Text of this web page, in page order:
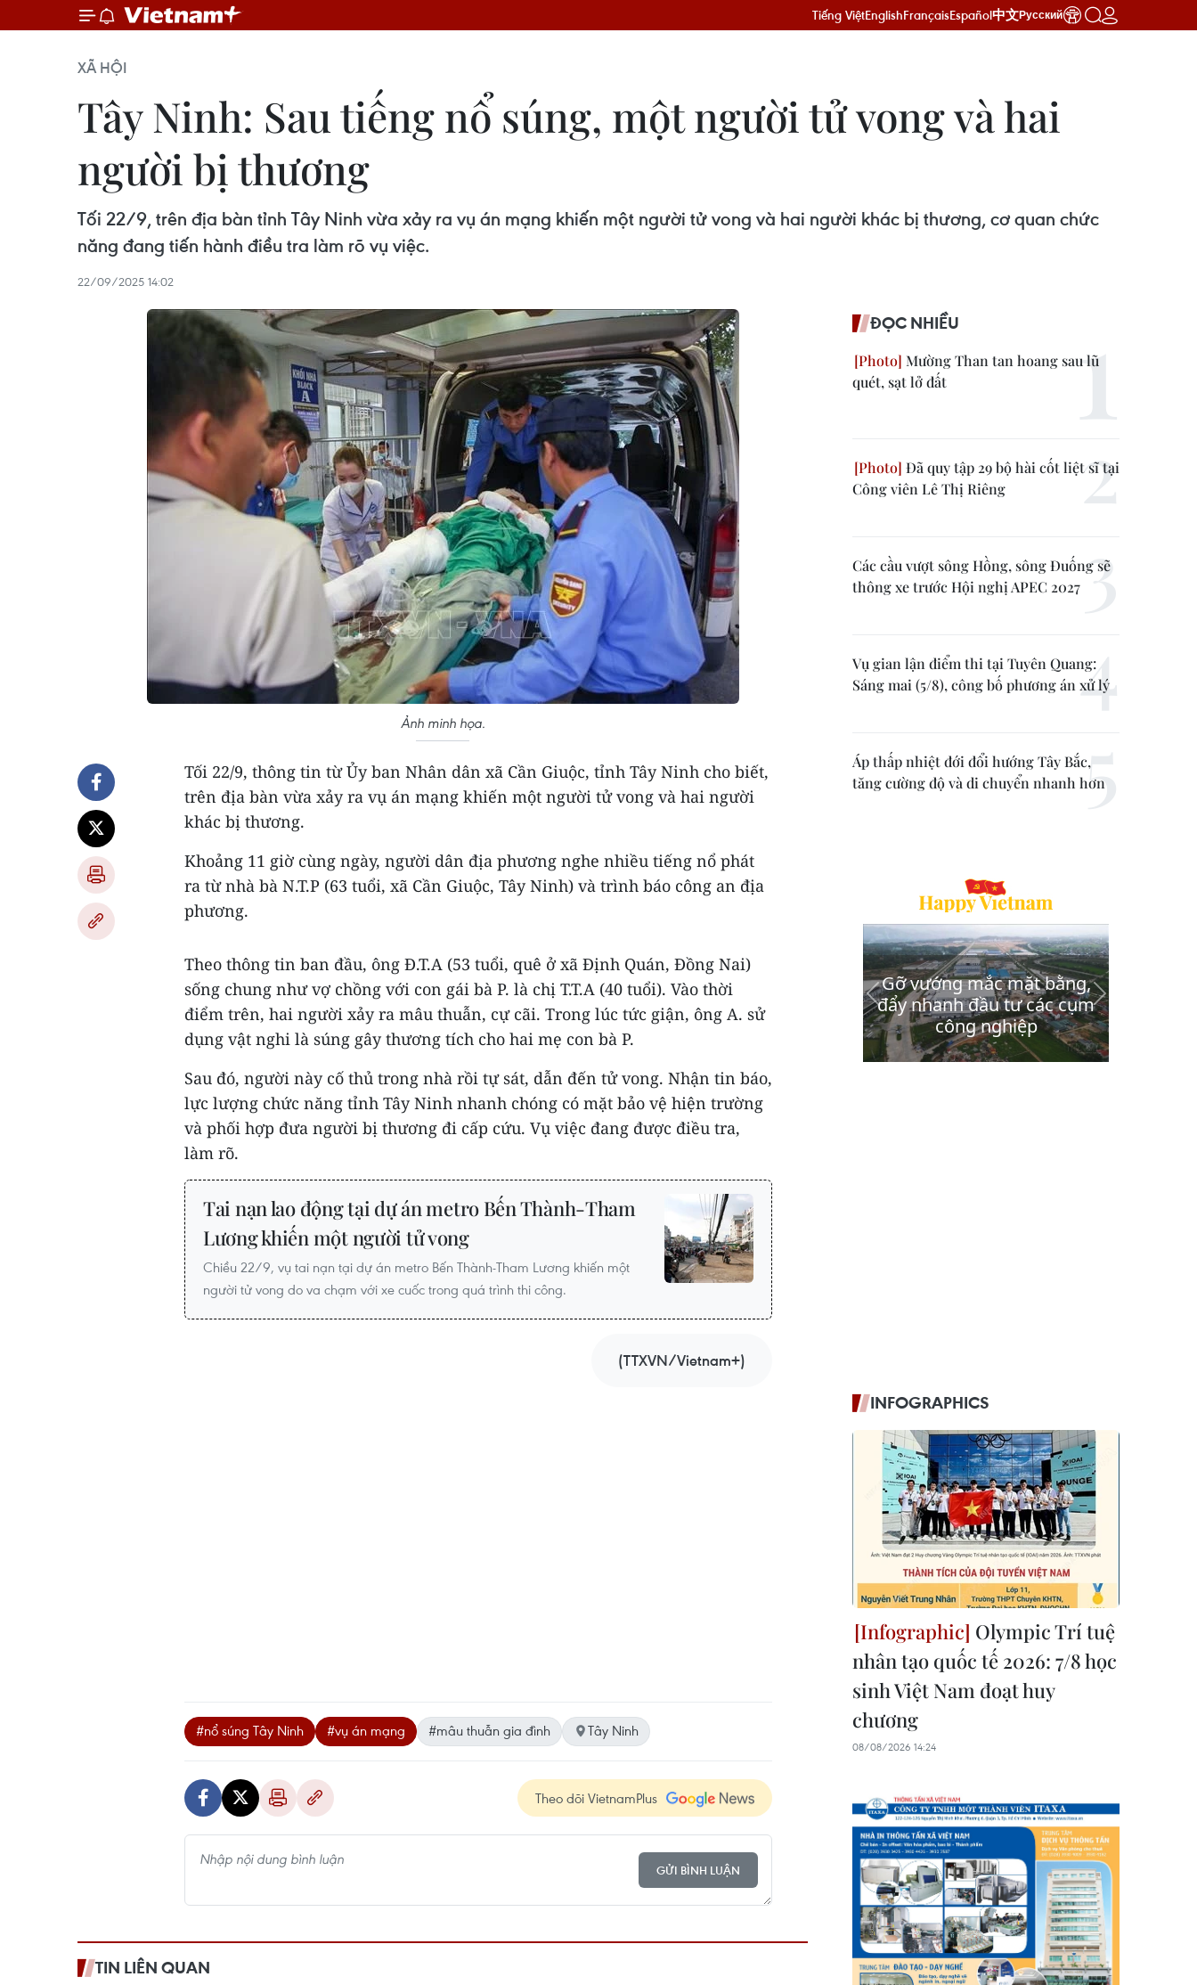
Tiếng ViệtEnglishFrançaisEspañol中文Русский
XÃ HỘI
Tây Ninh: Sau tiếng nổ súng, một người tử vong và hai
người bị thương
Tối 22/9, trên địa bàn tỉnh Tây Ninh vừa xảy ra vụ án mạng khiến một người tử vong và hai người khác bị thương, cơ quan chức
năng đang tiến hành điều tra làm rõ vụ việc.
22/09/2025 14:02
Ảnh minh họa.
Tối 22/9, thông tin từ Ủy ban Nhân dân xã Cần Giuộc, tỉnh Tây Ninh cho biết,
trên địa bàn vừa xảy ra vụ án mạng khiến một người tử vong và hai người
khác bị thương.
Khoảng 11 giờ cùng ngày, người dân địa phương nghe nhiều tiếng nổ phát
ra từ nhà bà N.T.P (63 tuổi, xã Cần Giuộc, Tây Ninh) và trình báo công an địa
phương.
Theo thông tin ban đầu, ông Đ.T.A (53 tuổi, quê ở xã Định Quán, Đồng Nai)
sống chung như vợ chồng với con gái bà P. là chị T.T.A (40 tuổi). Vào thời
điểm trên, hai người xảy ra mâu thuẫn, cự cãi. Trong lúc tức giận, ông A. sử
dụng vật nghi là súng gây thương tích cho hai mẹ con bà P.
Sau đó, người này cố thủ trong nhà rồi tự sát, dẫn đến tử vong. Nhận tin báo,
lực lượng chức năng tỉnh Tây Ninh nhanh chóng có mặt bảo vệ hiện trường
và phối hợp đưa người bị thương đi cấp cứu. Vụ việc đang được điều tra,
làm rõ.
Tai nạn lao động tại dự án metro Bến Thành-Tham
Lương khiến một người tử vong
Chiều 22/9, vụ tai nạn tại dự án metro Bến Thành-Tham Lương khiến một
người tử vong do va chạm với xe cuốc trong quá trình thi công.
(TTXVN/Vietnam+)
#nổ súng Tây Ninh #vụ án mạng #mâu thuẫn gia đình Tây Ninh
Theo dõi VietnamPlus
GỬI BÌNH LUẬN
TIN LIÊN QUAN
ĐỌC NHIỀU
Mường Than tan hoang sau lũ
quét, sạt lở đất
Đã quy tập 29 bộ hài cốt liệt sĩ tại
Công viên Lê Thị Riêng
Các cầu vượt sông Hồng, sông Đuống sẽ
thông xe trước Hội nghị APEC 2027
Vụ gian lận điểm thi tại Tuyên Quang:
Sáng mai (5/8), công bố phương án xử lý
Áp thấp nhiệt đới đổi hướng Tây Bắc,
tăng cường độ và di chuyển nhanh hơn
INFOGRAPHICS
Olympic Trí tuệ
nhân tạo quốc tế 2026: 7/8 học
sinh Việt Nam đoạt huy
chương
08/08/2026 14:24